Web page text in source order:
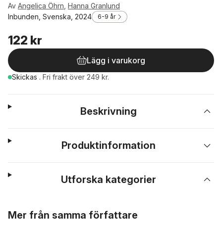
Av Angelica Öhrn Hanna Granlund
Inbunden, Svenska, 2024
6-9 år
122 kr
Lägg i varukorg
Skickas . Fri frakt över 249 kr.
Beskrivning
Produktinformation
Utforska kategorier
Mer från samma författare